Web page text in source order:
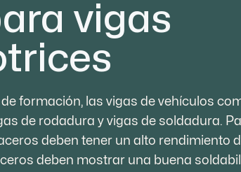
vigas
formación, las vigas de vehículos
de rodadura y vigas de soldadura.
deben tener un alto rendimiento
deben mostrar una buena